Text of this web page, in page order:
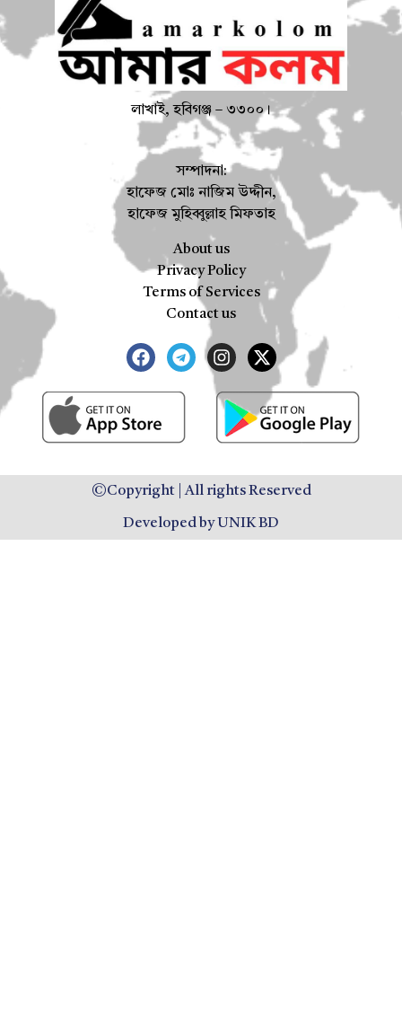
লাখাই, হবিগঞ্জ – ৩৩০০।
সম্পাদনা:
হাফেজ মোঃ নাজিম উদ্দীন,
হাফেজ মুহিব্বুল্লাহ মিফতাহ
About us
Privacy Policy
Terms of Services
Contact us
©Copyright | All rights Reserved
Developed by UNIK BD